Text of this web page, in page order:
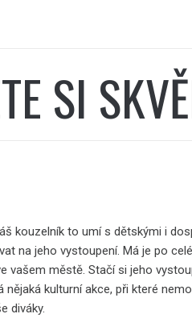
SI
kouzelník to umí s dětskými i
na jeho vystoupení. Má je po
vašem městě. Stačí si jeho
kulturní akce, při které
diváky.